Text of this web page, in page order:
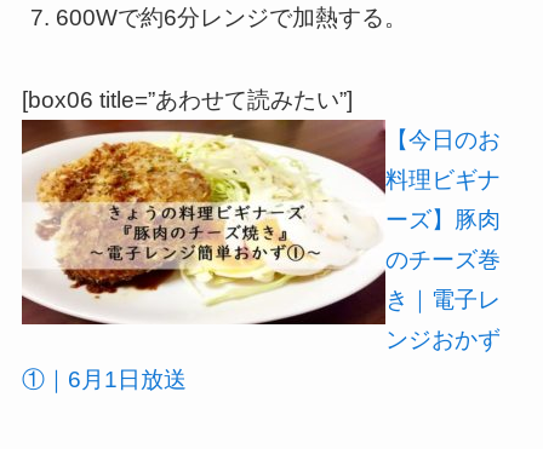
600Wで約6分レンジで加熱する。
[box06 title=”あわせて読みたい”]
【今日のお
料理ビギナ
ーズ】豚肉
のチーズ巻
き｜電子レ
ンジおかず
①｜6月1日放送